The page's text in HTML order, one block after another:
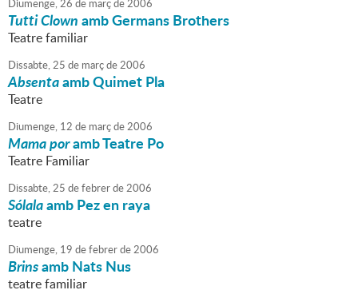
Diumenge,26 de marçde2006
Tutti Clownamb Germans Brothers
Teatre familiar
Dissabte,25 de marçde2006
Absentaamb Quimet Pla
Teatre
Diumenge, 12 de marçde2006
Mama poramb Teatre Po
Teatre Familiar
Dissabte,25 defebrerde2006
Sólalaamb Pez en raya
teatre
Diumenge, 19 defebrerde2006
Brinsamb Nats Nus
teatre familiar